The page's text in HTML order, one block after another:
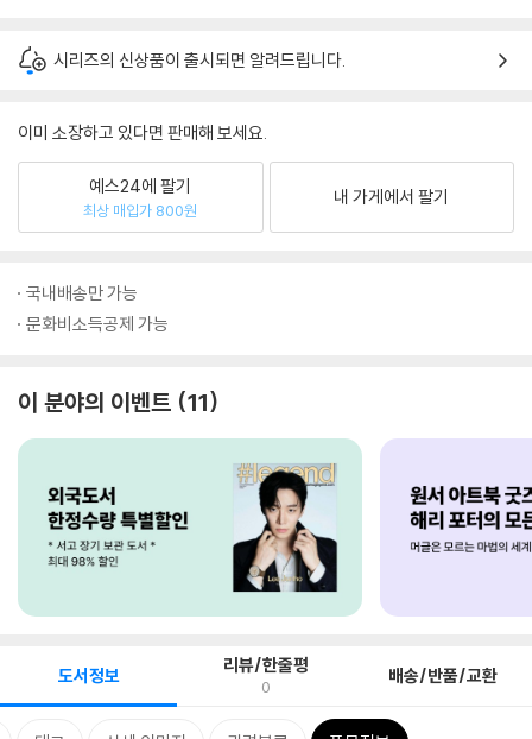
시리즈의 신상품이 출시되면 알려드립니다.
이미 소장하고 있다면 판매해 보세요.
예스24에 팔기
최상 매입가 800원
내 가게에서 팔기
국내배송만 가능
문화비소득공제 가능
이 분야의 이벤트 11
도서정보 리뷰/한줄평
0 배송/반품/교환